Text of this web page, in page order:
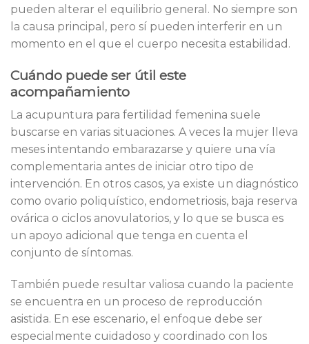
pueden alterar el equilibrio general. No siempre son
la causa principal, pero sí pueden interferir en un
momento en el que el cuerpo necesita estabilidad.
Cuándo puede ser útil este
acompañamiento
La acupuntura para fertilidad femenina suele
buscarse en varias situaciones. A veces la mujer lleva
meses intentando embarazarse y quiere una vía
complementaria antes de iniciar otro tipo de
intervención. En otros casos, ya existe un diagnóstico
como ovario poliquístico, endometriosis, baja reserva
ovárica o ciclos anovulatorios, y lo que se busca es
un apoyo adicional que tenga en cuenta el
conjunto de síntomas.
También puede resultar valiosa cuando la paciente
se encuentra en un proceso de reproducción
asistida. En ese escenario, el enfoque debe ser
especialmente cuidadoso y coordinado con los